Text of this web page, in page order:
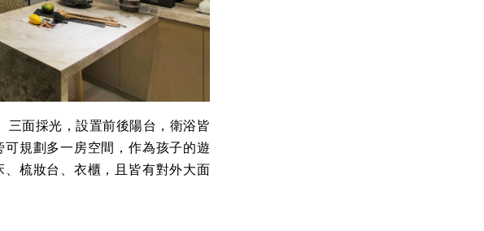
面採光，設置前後陽台，衛浴皆
規劃多一房空間，作為孩子的遊
梳妝台、衣櫃，且皆有對外大面